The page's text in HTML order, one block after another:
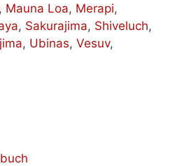
Mauna Loa, Merapi,
, Sakurajima, Shiveluch,
, Ubinas, Vesuv,